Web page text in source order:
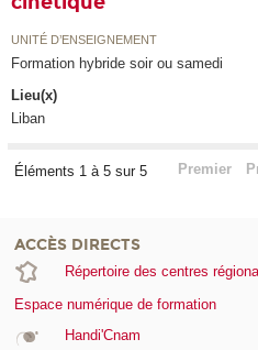
UNITÉ D’ENSEIGNEMENT
Formation hybride soir ou samedi
Lieu(x)
Liban
Éléments 1 à 5 sur 5 Premier
ACCÈS DIRECTS
Répertoire des centres
Espace numérique de formation
Handi'Cnam